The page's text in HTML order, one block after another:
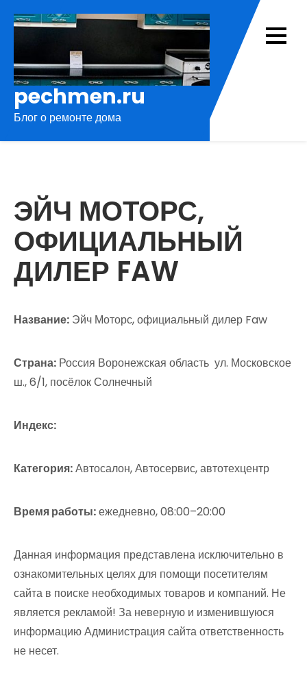
pechmen.ru
Блог о ремонте дома
ЭЙЧ МОТОРС,
ОФИЦИАЛЬНЫЙ
ДИЛЕР FAW
Название: Эйч Моторс, официальный дилер Faw
Страна: Россия Воронежская область ул. Московское
ш., 6/1, посёлок Солнечный
Индекс:
Категория:Автосалон, Автосервис, автотехцентр
Время работы:ежедневно, 08:00–20:00
Данная информация представлена исключительно в
ознакомительных целях для помощи посетителям
сайта в поиске необходимых товаров и компаний. Не
является рекламой! За неверную и изменившуюся
информацию Администрация сайта ответственность
не несет.